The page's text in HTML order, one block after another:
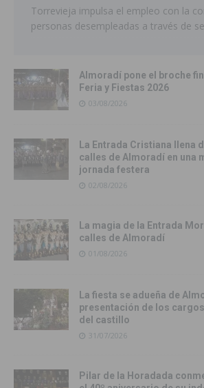
Torrevieja impulsa el empleo con la
personas desempleadas a través de
Almoradí pone el broche
Feria y Fiestas 2026
03/08/2026
La Entrada Cristiana llena
calles de Almoradí en una
jornada festera
02/08/2026
La magia de la Entrada
calles de Almoradí
01/08/2026
La fiesta se adueña de
presentación de los
del castillo
31/07/2026
Pilar de la Horadada